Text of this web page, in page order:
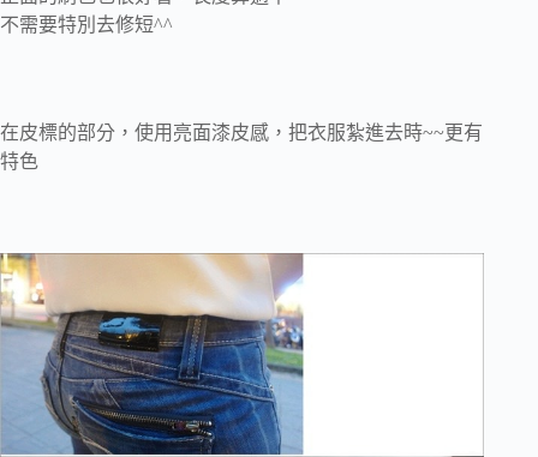
不需要特別去修短^^
在皮標的部分，使用亮面漆皮感，把衣服紮進去時~~更有
特色